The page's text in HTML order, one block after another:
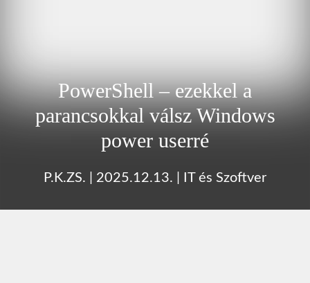
PowerShell – ezekkel a
parancsokkal válsz Windows
power userré
P.K.ZS. 2025.12.13. IT és Szoftver